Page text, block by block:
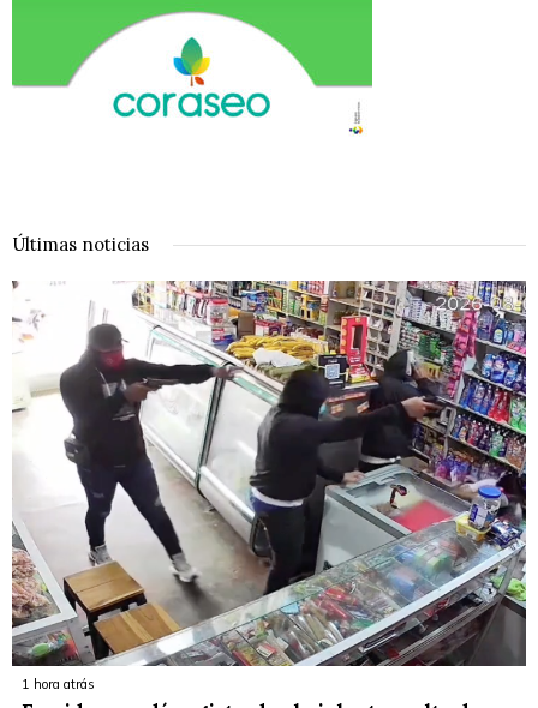
Últimas noticias
1 hora atrás